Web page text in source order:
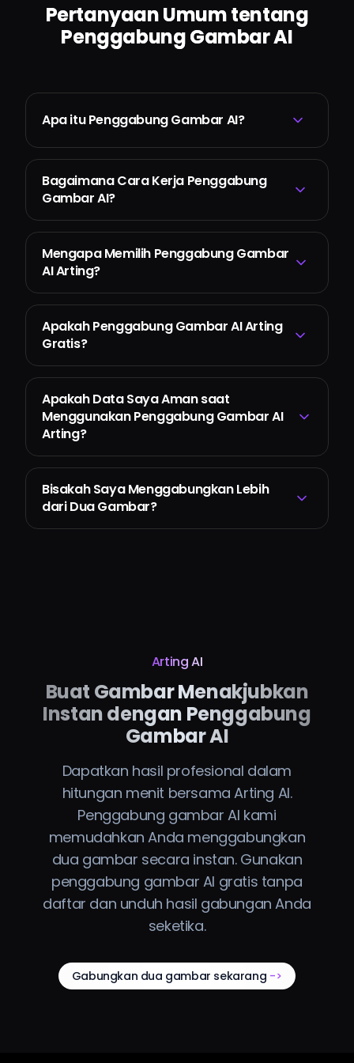
Pertanyaan Umum tentang
Penggabung Gambar AI
Apa itu Penggabung Gambar AI?
Bagaimana Cara Kerja Penggabung
Gambar AI?
Mengapa Memilih Penggabung Gambar
AI Arting?
Apakah Penggabung Gambar AI Arting
Gratis?
Apakah Data Saya Aman saat
Menggunakan Penggabung Gambar AI
Arting?
Bisakah Saya Menggabungkan Lebih
dari Dua Gambar?
Arting AI
Buat Gambar Menakjubkan
Instan dengan Penggabung
Gambar AI
Dapatkan hasil profesional dalam
hitungan menit bersama Arting AI.
Penggabung gambar AI kami
memudahkan Anda menggabungkan
dua gambar secara instan. Gunakan
penggabung gambar AI gratis tanpa
daftar dan unduh hasil gabungan Anda
seketika.
Gabungkan dua gambar sekarang ->